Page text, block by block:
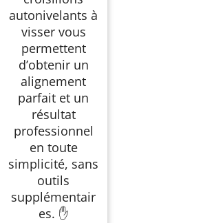
autonivelants à
visser vous
permettent
d’obtenir un
alignement
parfait et un
résultat
professionnel
en toute
simplicité, sans
outils
supplémentair
es. ✋